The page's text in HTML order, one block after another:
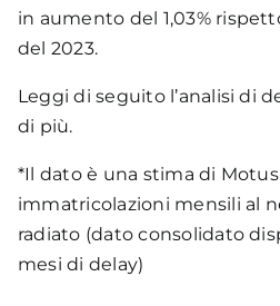
in aumento del 1,03%
del 2023.
Leggi di seguito l’analisi di
di più.
*Il dato è una stima di
immatricolazioni mensili al
radiato (dato consolidato
mesi di delay)